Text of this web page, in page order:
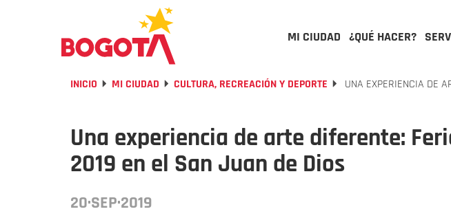
MI CIUDAD ¿QUÉ HACER?
INICIO MI CIUDAD CULTURA, RECREACIÓN Y DEPORTE UNA EXPERIENCIA DE
Una experiencia de arte diferente:
2019 en el San Juan de Dios
20·SEP·2019